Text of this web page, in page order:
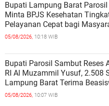
Bupati Lampung Barat
Minta BPJS Kesehatan
Pelayanan Cepat bagi
05/08/2026, 10:18 WIB
Bupati Parosil Sambut Reses
RI Al Muzammil Yusuf, 2.508
Lampung Barat Terima
05/08/2026, 10:07 WIB